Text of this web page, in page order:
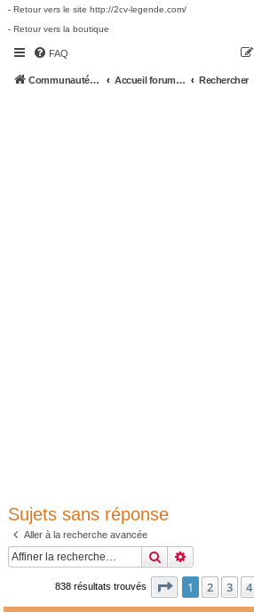
- Retour vers le site http://2cv-legende.com/
- Retour vers la boutique
FAQ
Communauté 2cv-legende.com Accueil forum 2cv-legende.com Rechercher
Sujets sans réponse
Aller à la recherche avancée
Rechercher
838 résultats trouvés Page 1sur21
1 2 3 4